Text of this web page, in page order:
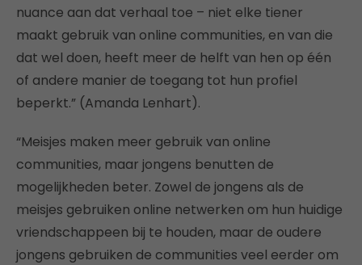
nuance aan dat verhaal toe – niet elke tiener
maakt gebruik van online communities, en van die
dat wel doen, heeft meer de helft van hen op één
of andere manier de toegang tot hun profiel
beperkt.” (Amanda Lenhart).
“Meisjes maken meer gebruik van online
communities, maar jongens benutten de
mogelijkheden beter. Zowel de jongens als de
meisjes gebruiken online netwerken om hun huidige
vriendschappeen bij te houden, maar de oudere
jongens gebruiken de communities veel eerder om